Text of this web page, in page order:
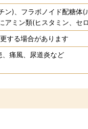
ン)、フラボノイド配糖体
アミン類(ヒスタミン、セ
する場合があります
痛風、尿道炎など